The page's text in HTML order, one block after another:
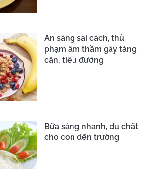
Ăn sáng sai cách, thủ
phạm âm thầm gây tăng
cân, tiểu đường
Bữa sáng nhanh, đủ chất
cho con đến trường